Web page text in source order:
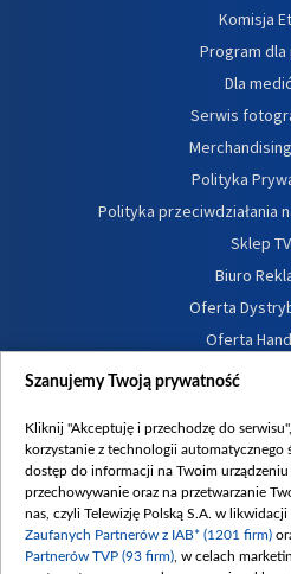
Komisja
Program dla
Dla
Serwis
Polityka
Polityka przeciwdziałania
Sklep
Biuro
Oferta
Oferta
Procedura
Szanujemy Twoją prywatność
Kliknij "Akceptuję i przechodzę do
korzystanie z technologii automatycznego
dostęp do informacji na Twoim
przechowywanie oraz na przetwarzanie
nas, czyli Telewizję Polską S.A. w likwidacji
Zaufanych Partnerów z IAB* (1201 firm)
Partnerów TVP (93 firm) , w celach